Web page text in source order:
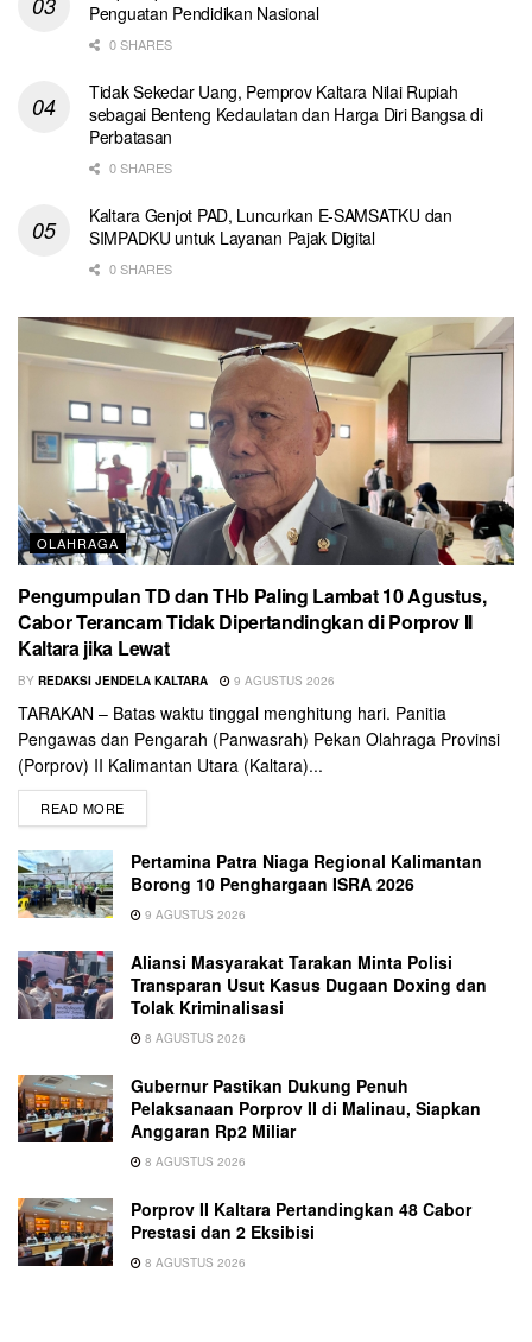
Penguatan Pendidikan Nasional
0 SHARES
Tidak Sekedar Uang, Pemprov Kaltara Nilai Rupiah
sebagai Benteng Kedaulatan dan Harga Diri Bangsa di
Perbatasan
0 SHARES
Kaltara Genjot PAD, Luncurkan E-SAMSATKU dan
SIMPADKU untuk Layanan Pajak Digital
0 SHARES
OLAHRAGA
Pengumpulan TD dan THb Paling Lambat 10 Agustus,
Cabor Terancam Tidak Dipertandingkan di Porprov II
Kaltara jika Lewat
BY REDAKSI JENDELA KALTARA 9 AGUSTUS 2026
TARAKAN – Batas waktu tinggal menghitung hari. Panitia
Pengawas dan Pengarah (Panwasrah) Pekan Olahraga Provinsi
(Porprov) II Kalimantan Utara (Kaltara)...
READ MORE
Pertamina Patra Niaga Regional Kalimantan
Borong 10 Penghargaan ISRA 2026
9 AGUSTUS 2026
Aliansi Masyarakat Tarakan Minta Polisi
Transparan Usut Kasus Dugaan Doxing dan
Tolak Kriminalisasi
8 AGUSTUS 2026
Gubernur Pastikan Dukung Penuh
Pelaksanaan Porprov II di Malinau, Siapkan
Anggaran Rp2 Miliar
8 AGUSTUS 2026
Porprov II Kaltara Pertandingkan 48 Cabor
Prestasi dan 2 Eksibisi
8 AGUSTUS 2026